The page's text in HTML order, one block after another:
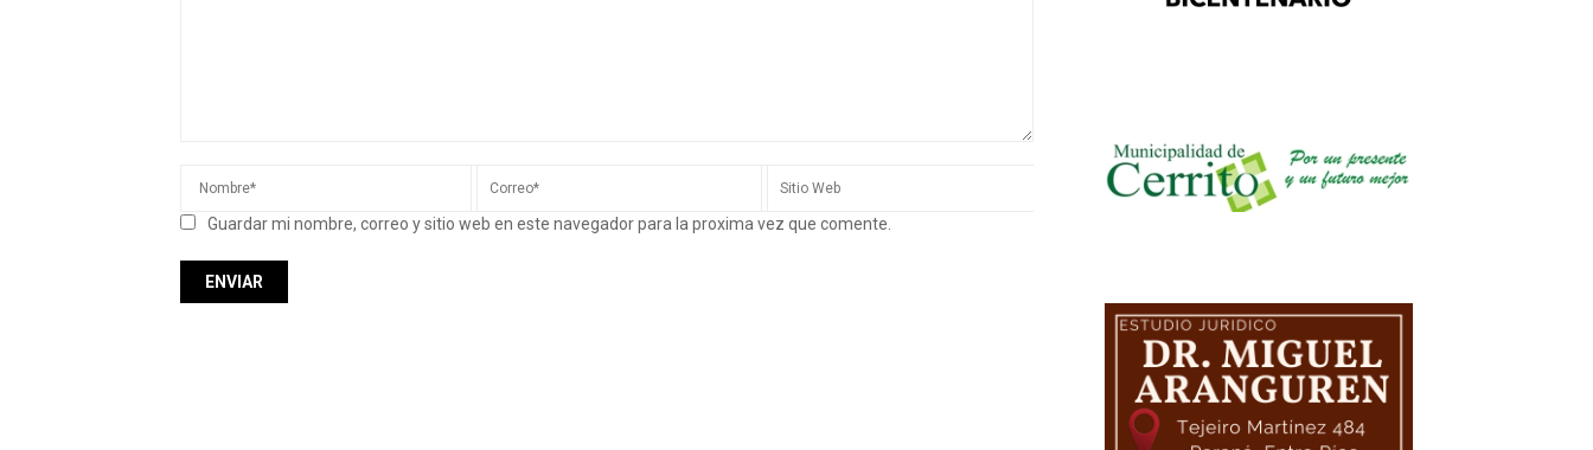
Guardar mi nombre, correo y sitio web en este navegador para la proxima vez que comente.